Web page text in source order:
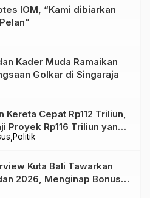
IOM, “Kami dibiarkan
Kader Muda Ramaikan
Golkar di Singaraja
Politik
Kereta Cepat Rp112 Triliun,
Proyek Rp116 Triliun yang
Kuta Bali Tawarkan
2026, Menginap Bonus
Mulai Rp88.888